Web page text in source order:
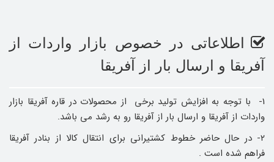
اطلاعاتی در خصوص بازار واردات از
آفریقا و ارسال بار از آفریقا
1- با توجه به افزایش تولید برخی از محصولات در قاره آفریقا بازار
واردات از آفریقا و ارسال بار از آفریقا رو به رشد می باشد.
۲- در حال حاضر خطوط کشتیرانی برای انتقال کالا از بنادر آفریقا
فراهم شده است .